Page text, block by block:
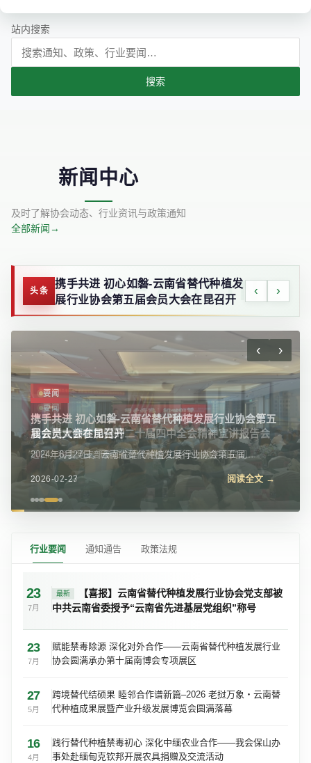
站内搜索
搜索
新闻中心
及时了解协会动态、行业资讯与政策通知
全部新闻 →
头条
携手共进 初心如磐-云南省替代种植发
展行业协会第五届会员大会在昆召开
喜报：我会获评“2025 年全国“四好”
商会建设优秀案例”
‹ ›
要闻
携手共进 初心如磐-云南省替代种植发展行业协会第五
届会员大会在昆召开
2024年6月27日，云南省替代种植发展行业协会第五届会
员大会在昆明召开，大会审议了第四届理事会工作报告、
第四届理事会换届审计报告、第三届监事会...
2026-02-27 阅读全文 →
‹ ›
行业要闻 通知通告 政策法规
23
7月
最新
【喜报】云南省替代种植发展行业协会党支部被
中共云南省委授予“云南省先进基层党组织”称号
23
7月
赋能禁毒除源 深化对外合作——云南省替代种植发展行业
协会圆满承办第十届南博会专项展区
27
5月
跨境替代结硕果 睦邻合作谱新篇–2026 老挝万象・云南替
代种植成果展暨产业升级发展博览会圆满落幕
16
4月
践行替代种植禁毒初心 深化中缅农业合作——我会保山办
事处赴缅甸克钦邦开展农具捐赠及交流活动